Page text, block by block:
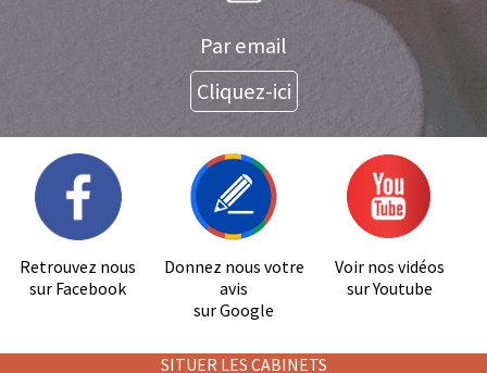
Par email
Cliquez-ici
Retrouvez nous
sur Facebook
Donnez nous votre
avis
sur Google
Voir nos vidéos
sur Youtube
SITUER LES CABINETS